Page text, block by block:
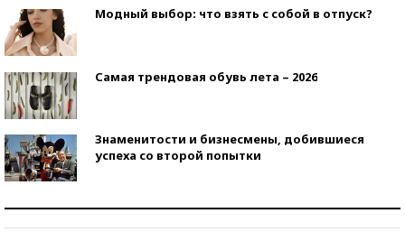
Модный выбор: что взять с собой в отпуск?
Самая трендовая обувь лета – 2026
Знаменитости и бизнесмены, добившиеся
успеха со второй попытки